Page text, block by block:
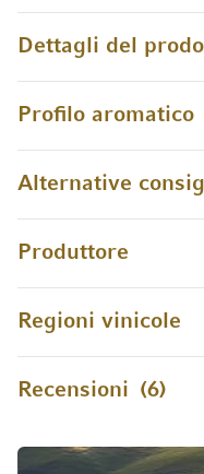
Dettagli del
Profilo aromatico
Alternative
Produttore
Regioni vinicole
Recensioni 6